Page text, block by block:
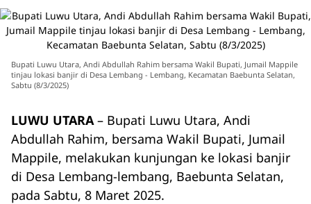
Bupati Luwu Utara, Andi Abdullah Rahim bersama Wakil Bupati, Jumail Mappile
tinjau lokasi banjir di Desa Lembang - Lembang, Kecamatan Baebunta Selatan,
Sabtu (8/3/2025)
LUWU UTARA– Bupati Luwu Utara, Andi
Abdullah Rahim, bersama Wakil Bupati, Jumail
Mappile, melakukan kunjungan ke lokasi banjir
di Desa Lembang-lembang, Baebunta Selatan,
pada Sabtu, 8 Maret 2025.